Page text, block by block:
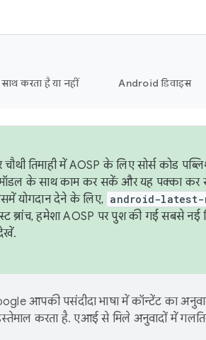
करता है या नहीं Android डिवाइस
तिमाही में AOSP के लिए सोर्स कोड
के साथ काम कर सकें और यह पक्का कर
योगदान देने के लिए, android-latest-
ब्रांच, हमेशा AOSP पर पुश की गई सबसे नई
आपकी पसंदीदा भाषा में कॉन्टेंट का
करता है. एआई से मिले अनुवादों में